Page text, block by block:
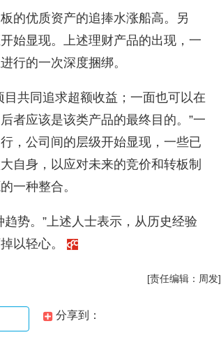
的优质资产的追捧水涨船高。另
始显现。上述理财产品的出现，一
行的一次深度捆绑。
共同追求超额收益；一面也可以在
者应该是该类产品的最终目的。”一
，公司间的层级开始显现，一些已
自身，以应对未来的竞价和转板制
一种整合。
势。”上述人士表示，从历史经验
以轻心。
[责任编辑：周发]
分享到：